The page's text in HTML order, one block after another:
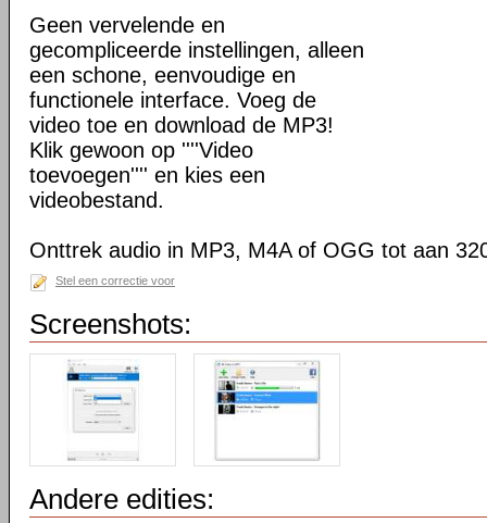
Geen vervelende en
gecompliceerde instellingen, alleen
een schone, eenvoudige en
functionele interface. Voeg de
video toe en download de MP3!
Klik gewoon op ''''Video
toevoegen'''' en kies een
videobestand.
Onttrek audio in MP3, M4A of OGG tot aan
Stel een correctie voor
Screenshots:
Andere edities: